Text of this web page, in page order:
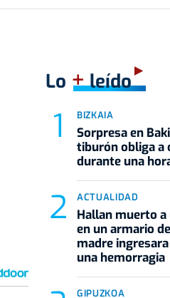
Lo +leído
BIZKAIA
Sorpresa en
tiburón obliga a
durante una
ACTUALIDAD
Hallan muerto a
en un armario
madre
una hemorragia
GIPUZKOA